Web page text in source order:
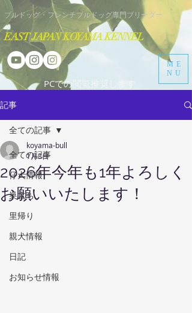
EAST JAPAN KOYAMA KENNEL
​PCでの閲覧推奨します
​ブルドッグ・フレンチブルドッグ専門ブリーダー
ME
NU
記事
全ての記事
仔犬情報
巣立ち
里帰り
親犬情報
日記
お知らせ情報
全ての記事
2026年今年も1年よろしく
お願いいたします！
koyama-bull
1月3日